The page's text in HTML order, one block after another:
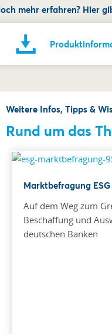
mehr erfahren? Hier
Weitere Infos, Tipps &
Rund um das
Marktbefragung ESG
Auf dem Weg zum
Beschaffung und
deutschen Banken